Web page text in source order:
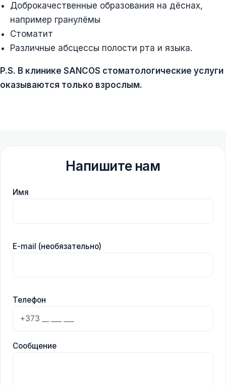
Доброкачественные образования на дёснах,
например гранулёмы
Стоматит
Различные абсцессы полости рта и языка.
P.S. В клинике SANCOS стоматологические услуги
оказываются только взрослым.
Напишите нам
Имя
E-mail (необязательно)
Телефон
Сообщение